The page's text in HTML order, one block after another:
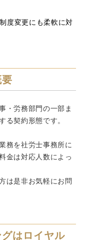
度変更にも柔軟に対
・労務部門の一部ま
る契約形態です。
務を社労士事務所に
金は対応人数によっ
は是非お気軽にお問
はロイヤル